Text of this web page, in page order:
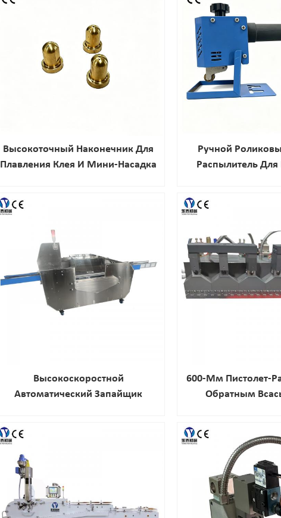
Высокоточный Наконечник Для
Плавления Клея И Мини-Насадка
Предотвращающая Засорение,
Универсальные Аксессуары Для
Клеевого Пистолета От
Надежного Производителя.
Ручной
Распылитель Для
Высокоскоростной
Автоматический Запайщик
Упаковки Закусок И Косметики.
600-Мм Пистолет-
Обратным